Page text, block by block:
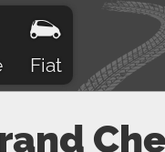
Fiat